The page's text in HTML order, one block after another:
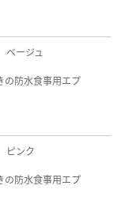
ージュ
の防水食事用エプ
ピンク
の防水食事用エプ